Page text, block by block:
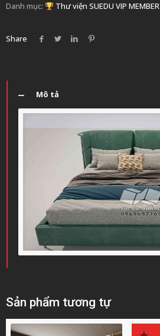
Danh mục:
Thư viện SUEDU VIP MEMBER
Share
Mô tả
Sản phẩm tương tự